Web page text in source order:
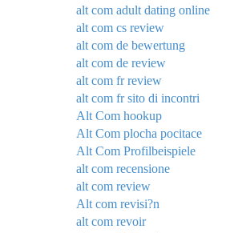
alt com adult dating online
alt com cs review
alt com de bewertung
alt com de review
alt com fr review
alt com fr sito di incontri
Alt Com hookup
Alt Com plocha pocitace
Alt Com Profilbeispiele
alt com recensione
alt com review
Alt com revisi?n
alt com revoir